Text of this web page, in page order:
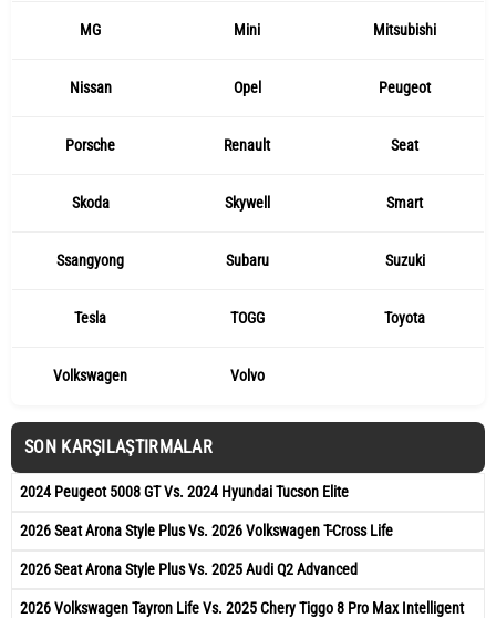
MG Mini Mitsubishi
Nissan Opel Peugeot
Porsche Renault Seat
Skoda Skywell Smart
Ssangyong Subaru Suzuki
Tesla TOGG Toyota
Volkswagen Volvo
SON KARŞILAŞTIRMALAR
2024 Peugeot 5008 GT Vs. 2024 Hyundai Tucson Elite
2026 Seat Arona Style Plus Vs. 2026 Volkswagen T-Cross Life
2026 Seat Arona Style Plus Vs. 2025 Audi Q2 Advanced
2026 Volkswagen Tayron Life Vs. 2025 Chery Tiggo 8 Pro Max Intelligent